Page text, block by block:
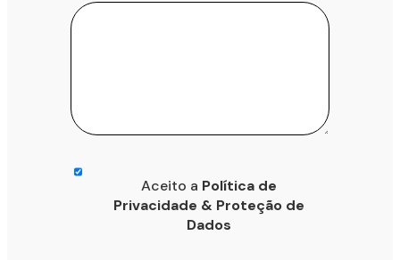
Aceito a Política de
Privacidade & Proteção de
Dados